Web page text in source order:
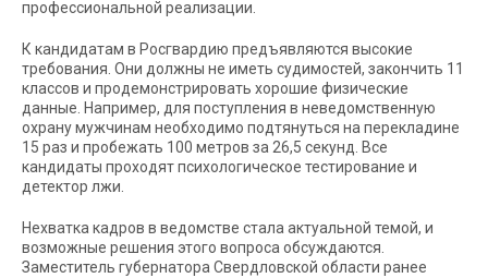
профессиональной реализации.
К кандидатам в Росгвардию предъявляются высокие
требования. Они должны не иметь судимостей, закончить 11
классов и продемонстрировать хорошие физические
данные. Например, для поступления в неведомственную
охрану мужчинам необходимо подтянуться на перекладине
15 раз и пробежать 100 метров за 26,5 секунд. Все
кандидаты проходят психологическое тестирование и
детектор лжи.
Нехватка кадров в ведомстве стала актуальной темой, и
возможные решения этого вопроса обсуждаются.
Заместитель губернатора Свердловской области ранее